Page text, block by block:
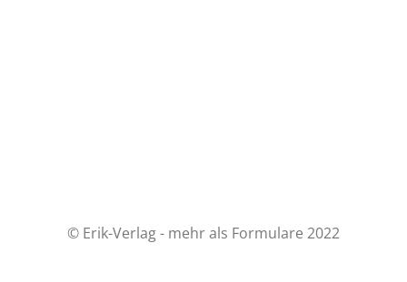
© Erik-Verlag - mehr als Formulare 2022